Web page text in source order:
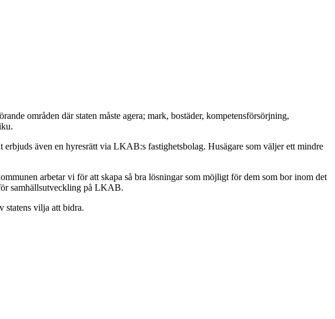
områden där staten måste agera; mark, bostäder, kompetensförsörjning,
även en hyresrätt via LKAB:s fastighetsbolag. Husägare som väljer ett mindre
arbetar vi för att skapa så bra lösningar som möjligt för dem som bor inom det
samhällsutveckling på LKAB.
statens vilja att bidra.